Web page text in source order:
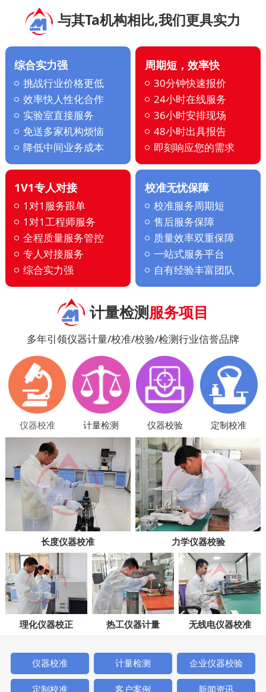
与其Ta机构相比,我们更具实力
综合实力强
挑战行业价格更低
效率快人性化合作
实验室直接服务
免送多家机构烦恼
降低中间业务成本
周期短，效率快
30分钟快速报价
24小时在线服务
36小时安排现场
48小时出具报告
即刻响应您的需求
1V1专人对接
1对1服务跟单
1对1工程师服务
全程质量服务管控
专人对接服务
综合实力强
校准无忧保障
校准服务周期短
售后服务保障
质量效率双重保障
一站式服务平台
自有经验丰富团队
计量检测服务项目
多年引领仪器计量/校准/校验/检测行业信誉品牌
仪器校准 计量检测 仪器校验 定制校准
长度仪器校准 力学仪器校验
理化仪器校正 热工仪器计量 无线电仪器校准
仪器校准 计量检测 企业仪器校验
定制校准 客户案例 新闻资讯